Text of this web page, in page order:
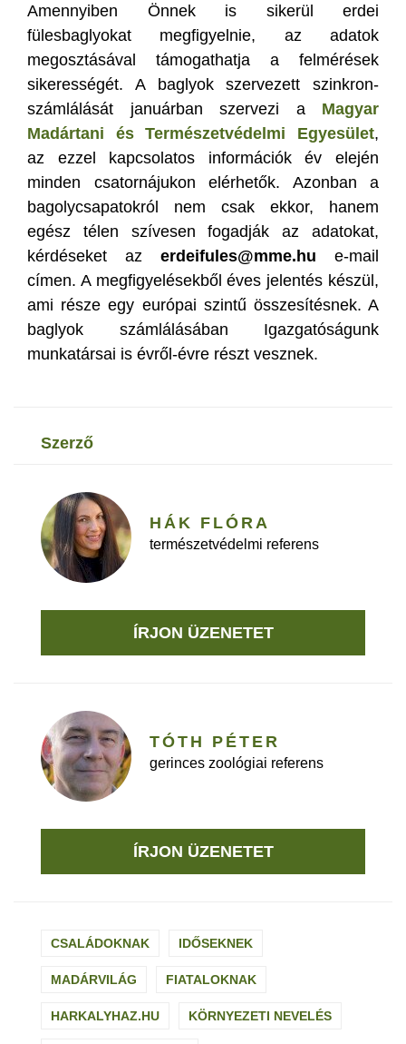
Amennyiben Önnek is sikerül erdei
fülesbaglyokat megfigyelnie, az adatok
megosztásával támogathatja a felmérések
sikerességét. A baglyok szervezett szinkron-
számlálását januárban szervezi a Magyar
Madártani és Természetvédelmi Egyesület,
az ezzel kapcsolatos információk év elején
minden csatornájukon elérhetők. Azonban a
bagolycsapatokról nem csak ekkor, hanem
egész télen szívesen fogadják az adatokat,
kérdéseket az erdeifules@mme.hu e-mail
címen. A megfigyelésekből éves jelentés készül,
ami része egy európai szintű összesítésnek. A
baglyok számlálásában Igazgatóságunk
munkatársai is évről-évre részt vesznek.
szerző
HÁK FLÓRA
természetvédelmi referens
ÍRJON ÜZENETET
TÓTH PÉTER
gerinces zoológiai referens
ÍRJON ÜZENETET
CSALÁDOKNAK IDŐSEKNEK
MADÁRVILÁG FIATALOKNAK
HARKALYHAZ.HU KÖRNYEZETI NEVELÉS